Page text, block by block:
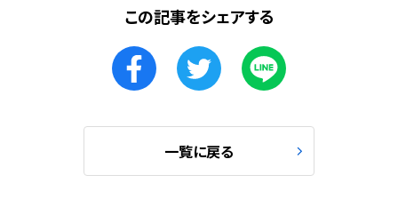
この記事をシェアする
一覧に戻る